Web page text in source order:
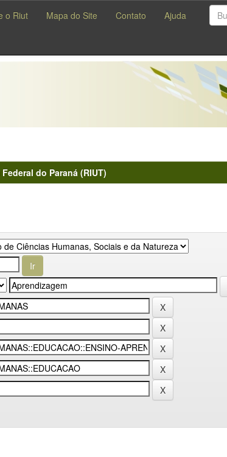
o Riut Mapa do Site Contato Ajuda
do Paraná (RIUT)